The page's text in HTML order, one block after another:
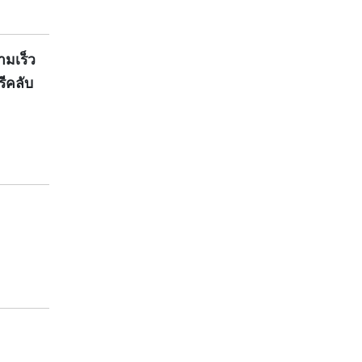
เร็ว
คลับ